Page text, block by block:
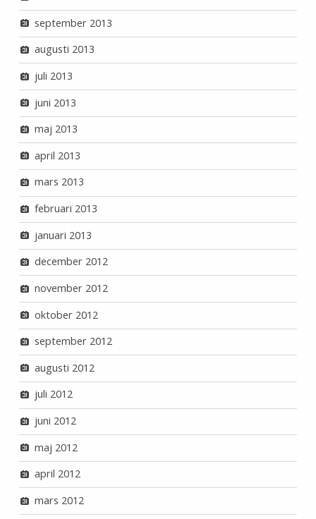
september 2013
augusti 2013
juli 2013
juni 2013
maj 2013
april 2013
mars 2013
februari 2013
januari 2013
december 2012
november 2012
oktober 2012
september 2012
augusti 2012
juli 2012
juni 2012
maj 2012
april 2012
mars 2012